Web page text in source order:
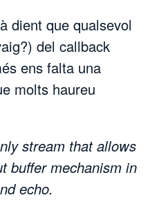
dient que qualsevol
del callback
ens falta una
molts haureu
stream that allows
buffer mechanism in
echo.